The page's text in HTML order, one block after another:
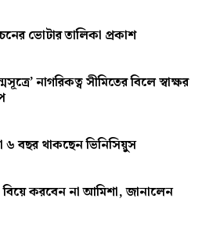
ভোটার তালিকা প্রকাশ
নাগরিকত্ব সীমিতের বিলে স্বাক্ষর
বছর থাকছেন ভিনিসিয়ুস
করবেন না আমিশা, জানালেন